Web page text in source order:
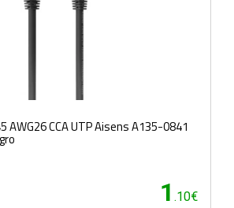
AWG26 CCA UTP Aisens A135-0841
1 .10€